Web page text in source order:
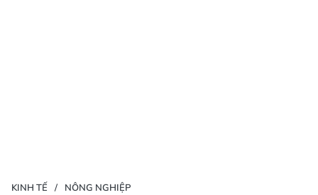
KINH TẾ NÔNG NGHIỆP